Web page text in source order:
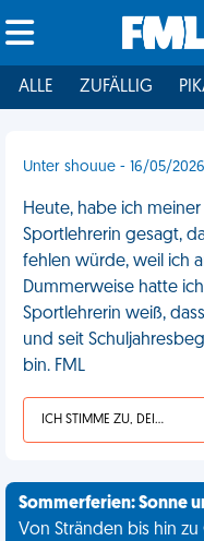
ALLE ZUFÄLLIG
Unter shouue - 16/05/2026
Heute, habe ich
Sportlehrerin gesagt,
fehlen würde, weil ich
Dummerweise hatte
Sportlehrerin weiß,
und seit
bin. FML
ICH STIMME ZU, DEIN LEBEN IST SCHEISSE
Sommerferien: Sonne
Von Stränden bis hin